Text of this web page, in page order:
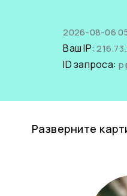
2026-08-06
Ваш IP:
ID запроса:
Разверните